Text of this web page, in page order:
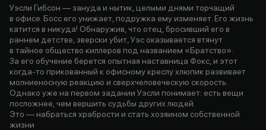
Уэсли Гибсон — зануда и нытик, целыми днями торчащий
в офисе. Босс его унижает, подружка ему изменяет. Его жизнь
катится в никуда! Обнаружив, что отец, бросивший его в
раннем детстве, зверски убит, Уэс оказывается втянут
в тайное общество киллеров под названием «Братство».
За его обучение берется опытная наставница Фокс, и этот
когда-то прикованный к офисному креслу хлюпик развивает
молниеносную реакцию и сверхчеловеческую скорость.
Однако уже на первом задании Уэсли понимает: есть вещи
посложнее, чем вершить судьбы других людей.
Это — набраться храбрости и стать хозяином собственной
жизни